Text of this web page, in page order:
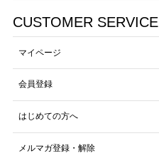
CUSTOMER SERVICE
マイページ
会員登録
はじめての方へ
メルマガ登録・解除